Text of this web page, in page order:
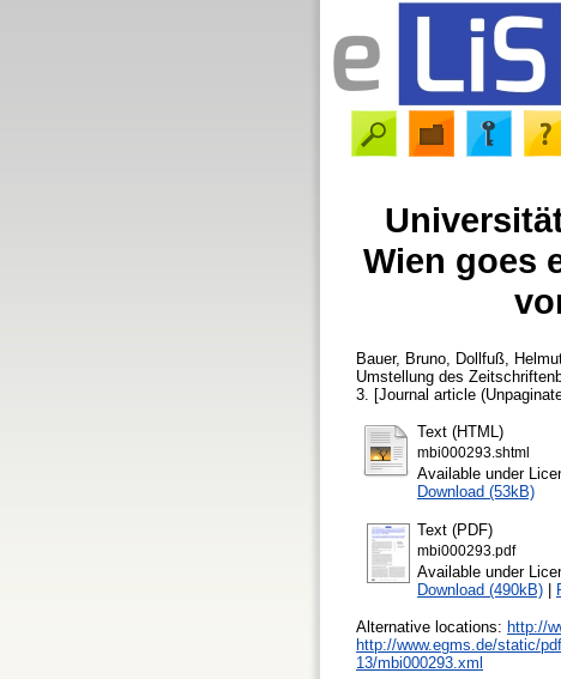
Wien goes
Bauer, Bruno Dollfuß,
Umstellung des
3. [Journal article
Text (HTML)
mbi000293.shtml
Available under
Download (53kB)
Text (PDF)
mbi000293.pdf
Available under
Download (490kB) |
Alternative locations: http://
http://www.egms.de/static/
13/mbi000293.xml